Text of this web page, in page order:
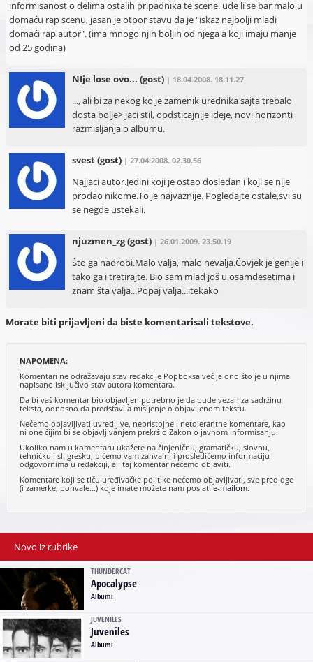
informisanost o delima ostalih pripadnika te scene. uđe li se bar malo u
domaću rap scenu, jasan je otpor stavu da je "iskaz najbolji mladi
domaći rap autor". (ima mnogo njih boljih od njega a koji imaju manje
od 25 godina)
NIje lose ovo... (gost) | 18.04.2008. 18.11.27
..., ali bi za nekog ko je zamenik urednika sajta trebalo
dosta bolje> jaci stil, opdsticajnije ideje, novi horizonti
razmisljanja o albumu.
svest(gost) | 27.04.2008. 02.30.56
Najjaci autor.Jedini koji je ostao dosledan i koji se nije
prodao nikome.To je najvaznije. Pogledajte ostale,svi su
se negde ustekali.
njuzmen_zg(gost) | 26.01.2009. 23.50.19
Što ga nadrobi.Malo valja, malo nevalja.Čovjek je genije i
tako ga i tretirajte. Bio sam mlad još u osamdesetima i
znam šta valja...Popaj valja...itekako
Morate biti prijavljeni da biste komentarisali tekstove.
NAPOMENA:
Komentari ne odražavaju stav redakcije Popboksa već je ono što je u njima
napisano isključivo stav autora komentara.
Da bi vaš komentar bio objavljen potrebno je da bude vezan za sadržinu
teksta, odnosno da predstavlja mišljenje o objavljenom tekstu.
Nećemo objavljivati uvredljive, nepristojne i netolerantne komentare, kao
ni one čijim bi se objavljivanjem prekršio Zakon o javnom informisanju.
Ukoliko nam u komentaru ukažete na činjeničnu, gramatičku, slovnu,
tehničku i sl. grešku, bićemo vam zahvalni i prosledićemo informaciju
odgovornima u redakciji, ali taj komentar nećemo objaviti.
Komentare koji se tiču uređivačke politike nećemo objavljivati, sve predloge
(i zamerke, pohvale...) koje imate možete nam poslatie-mailom.
Novo iz rubrike
THUNDERCAT
Apocalypse
Albumi
JUVENILES
Juveniles
Albumi